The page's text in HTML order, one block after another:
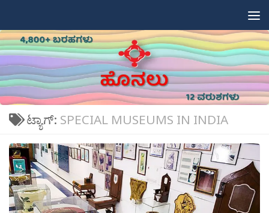
ಟ್ಯಾಗ್: SPECIAL MUSEUMS IN INDIA